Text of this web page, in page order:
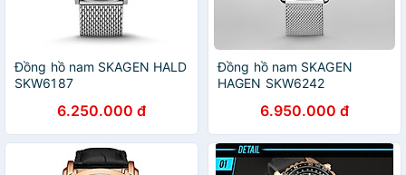
Đồng hồ nam SKAGEN HALD
SKW6187
6.250.000 đ
Đồng hồ nam SKAGEN
HAGEN SKW6242
6.950.000 đ